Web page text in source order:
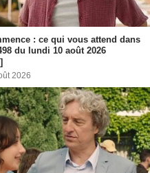
: ce qui vous attend dans
du lundi 10 août 2026
2026